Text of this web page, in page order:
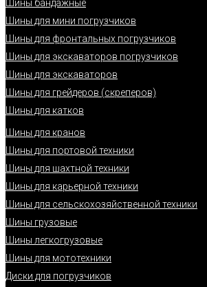
Шины бандажные
Шины для мини погрузчиков
Шины для фронтальных погрузчиков
Шины для экскаваторов погрузчиков
Шины для экскаваторов
Шины для грейдеров (скреперов)
Шины для катков
Шины для кранов
Шины для портовой техники
Шины для шахтной техники
Шины для карьерной техники
Шины для сельскохозяйственной техники
Шины грузовые
Шины легкогрузовые
Шины для мототехники
Диски для погрузчиков